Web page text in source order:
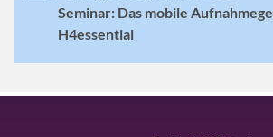
Seminar: Das mobile
H4essential